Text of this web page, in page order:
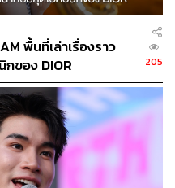
พื้นที่เล่าเรื่องราว
ของ DIOR
205